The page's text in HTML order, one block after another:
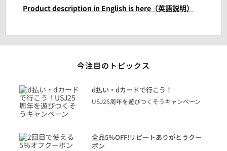
Product description in English is here（英語説明）
今注目のトピックス
d払い・dカードで行こう！
USJ25周年を遊びつくそうキャンペーン
全品5％OFF!リピートありがとうクー
ポン